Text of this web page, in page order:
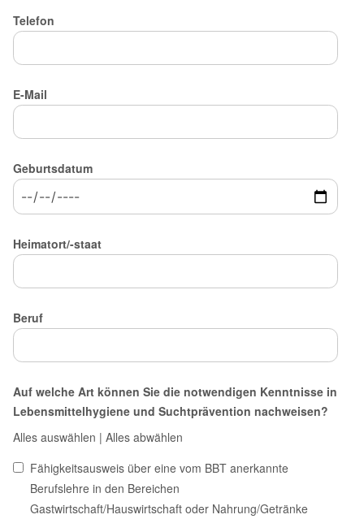
Telefon
E-Mail
Geburtsdatum
Heimatort/-staat
Beruf
Auf welche Art können Sie die notwendigen Kenntnisse in
Lebensmittelhygiene und Suchtprävention nachweisen?
Alles auswählen | Alles abwählen
Fähigkeitsausweis über eine vom BBT anerkannte
Berufslehre in den Bereichen
Gastwirtschaft/Hauswirtschaft oder Nahrung/Getränke